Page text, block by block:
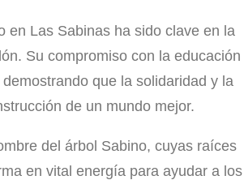
en Las Sabinas ha sido clave en la
Su compromiso con la educación
que la solidaridad y la
de un mundo mejor.
del árbol Sabino, cuyas raíces
en vital energía para ayudar a los